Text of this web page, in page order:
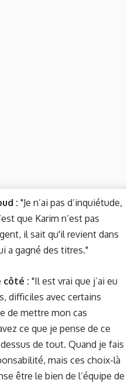
: "Je n’ai pas d’inquiétude,
que Karim n’est pas
il sait qu'il revient dans
a gagné des titres."
côté : "Il est vrai que j’ai eu
difficiles avec certains
de mettre mon cas
ce que je pense de ce
de tout. Quand je fais
mais ces choix-là
être le bien de l’équipe de